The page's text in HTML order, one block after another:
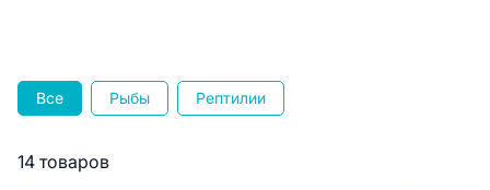
Все Рыбы Рептилии
14 товаров